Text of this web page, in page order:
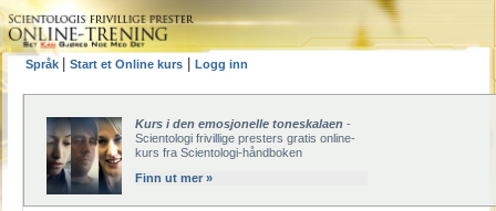
Språk Start et Online kurs Logg inn
Kurs i den emosjonelle toneskalaen -
Scientologi frivillige presters gratis online-
kurs fra Scientologi-håndboken
Finn ut mer »